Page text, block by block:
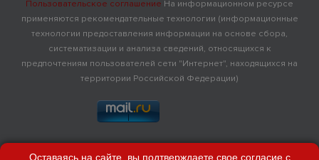
Пользовательское соглашение На информационном ресурсе
применяются рекомендательные технологии (информационные
технологии предоставления информации на основе сбора,
систематизации и анализа сведений, относящихся к
предпочтениям пользователей сети "Интернет", находящихся на
территории Российской Федерации)
Оставаясь на сайте, вы подтверждаете свое согласие с